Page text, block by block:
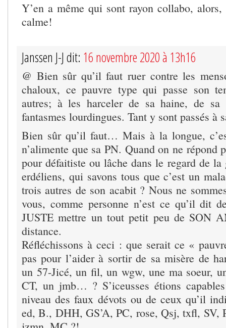
Y’en a même qui sont rayon collabo,
calme!
Janssen J-J dit: 16 novembre 2020 à 13h16
@ Bien sûr qu’il faut ruer contre les
chaloux, ce pauvre type qui passe son
autres; à les harceler de sa haine, de sa
fantasmes lourdingues. Tant y sont passés à
Bien sûr qu’il faut… Mais à la longue,
n’alimente que sa PN. Quand on ne répond
pour défaitiste ou lâche dans le regard de la
erdéliens, qui savons tous que c’est un
trois autres de son acabit ? Nous ne
vous, comme personne n’est ce qu’il dit
JUSTE mettre un tout petit peu de SON
distance.
Réfléchissons à ceci : que serait ce «
pas pour l’aider à sortir de sa misère de
un 57-Jicé, un fil, un wgw, une ma soeur,
CT, un jmb… ? S’iceusses étions
niveau des faux dévots ou de ceux qu’il
ed, B., DHH, GS’A, PC, rose, Qsj, txfl, SV,